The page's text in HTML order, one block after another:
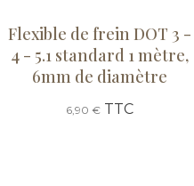
Flexible de frein DOT 3 -
4 - 5.1 standard 1 mètre,
6mm de diamètre
6,90 € TTC